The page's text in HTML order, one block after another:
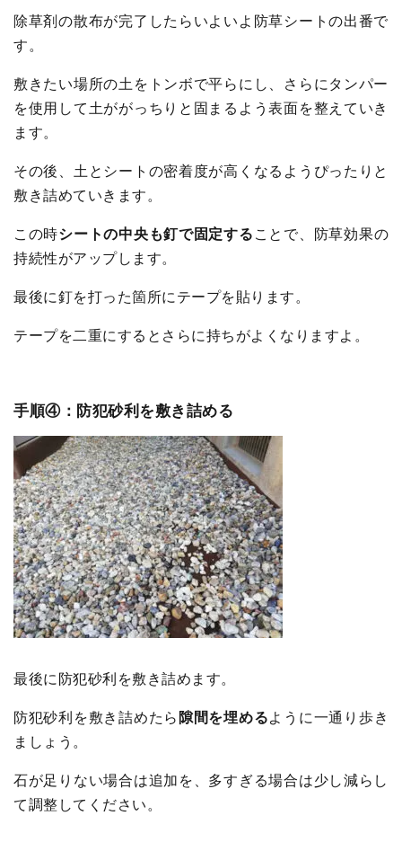
除草剤の散布が完了したらいよいよ防草シートの出番で
す。
敷きたい場所の土をトンボで平らにし、さらにタンパー
を使用して土ががっちりと固まるよう表面を整えていき
ます。
その後、土とシートの密着度が高くなるようぴったりと
敷き詰めていきます。
この時シートの中央も釘で固定する ことで、防草効果の
持続性がアップします。
最後に釘を打った箇所にテープを貼ります。
テープを二重にするとさらに持ちがよくなりますよ。
手順④：防犯砂利を敷き詰める
最後に防犯砂利を敷き詰めます。
防犯砂利を敷き詰めたら 隙間を埋めるように一通り歩き
ましょう。
石が足りない場合は追加を、多すぎる場合は少し減らし
て調整してください。